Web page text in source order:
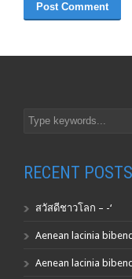
RECENT POSTS
สวัสดีชาวโลก – -‘
Aenean lacinia
Aenean lacinia